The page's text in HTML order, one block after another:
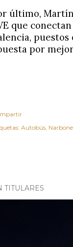
último,
que
por
Autobús
TITULARES